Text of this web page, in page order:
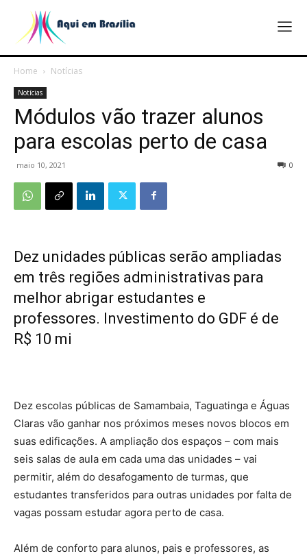
Home Notícias
Notícias
Módulos vão trazer alunos
para escolas perto de casa
maio 10, 2021 0
Dez unidades públicas serão ampliadas
em três regiões administrativas para
melhor abrigar estudantes e
professores. Investimento do GDF é de
R$ 10 mi
Dez escolas públicas de Samambaia, Taguatinga e Águas
Claras vão ganhar nos próximos meses novos blocos em
suas edificações. A ampliação dos espaços – com mais
seis salas de aula em cada uma das unidades – vai
permitir, além do desafogamento de turmas, que
estudantes transferidos para outras unidades por falta de
vagas possam estudar agora perto de casa.
Além de conforto para alunos, pais e professores, as